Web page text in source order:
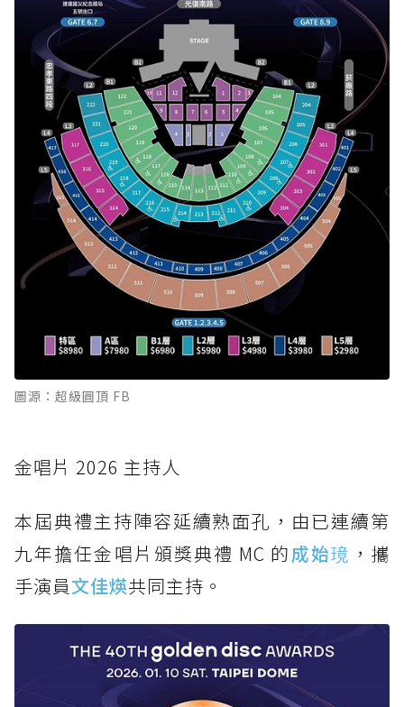
圖源：超級圓頂 FB
金唱片 2026 主持人
本屆典禮主持陣容延續熟面孔，由已連續第
九年擔任金唱片頒獎典禮 MC 的成始璄 ，攜
手演員文佳煐共同主持。